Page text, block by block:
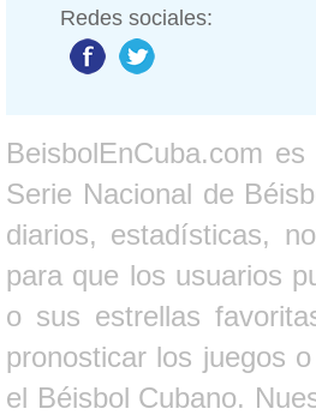
Redes sociales:
BeisbolEnCuba.com
Serie Nacional de
diarios, estadísticas,
para que los usuarios
o sus estrellas
pronosticar los juegos
el Béisbol Cubano.